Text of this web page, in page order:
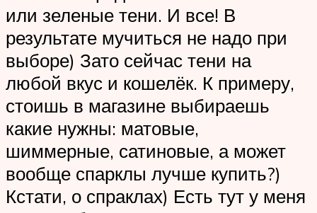
или зеленые тени. И все! В
результате мучиться не надо при
выборе) Зато сейчас тени на
любой вкус и кошелёк. К примеру,
стоишь в магазине выбираешь
какие нужны: матовые,
шиммерные, сатиновые, а может
вообще спарклы лучше купить?)
Кстати, о спраклах) Есть тут у меня